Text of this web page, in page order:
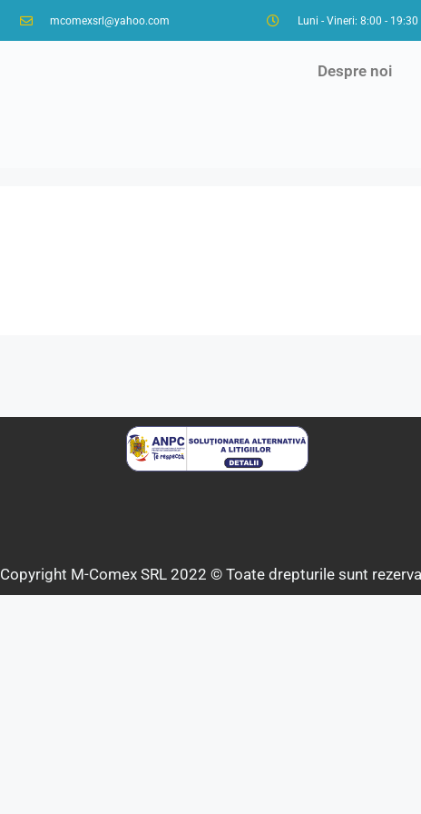
mcomexsrl@yahoo.com Luni - Vineri: 8:00 - 19:30
Despre noi
Copyright M-Comex SRL 2022 © Toate drepturile sunt